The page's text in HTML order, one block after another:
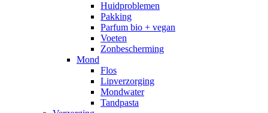
Huidproblemen
Pakking
Parfum bio + vegan
Voeten
Zonbescherming
Mond
Flos
Lipverzorging
Mondwater
Tandpasta